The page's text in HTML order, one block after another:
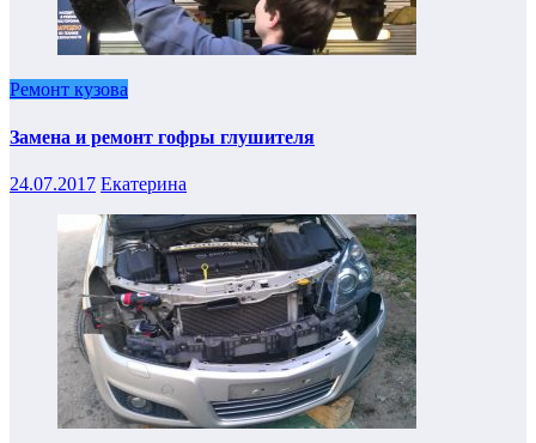
Ремонт кузова
Замена и ремонт гофры глушителя
24.07.2017 Екатерина